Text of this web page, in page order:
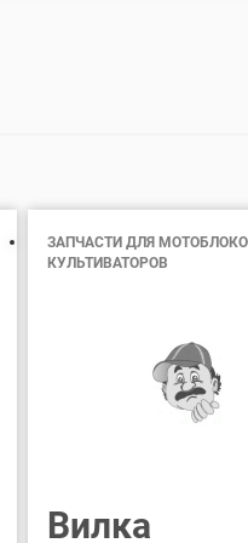
ЗАПЧАСТИ ДЛЯ
КУЛЬТИВАТОРОВ
Вилка